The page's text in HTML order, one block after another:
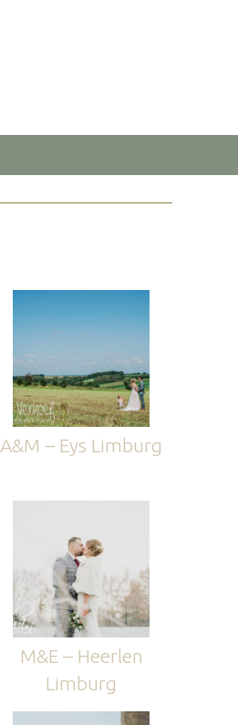
A&M – Eys Limburg
M&E – Heerlen
Limburg